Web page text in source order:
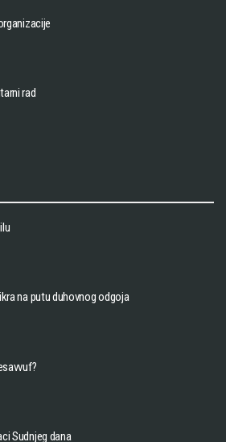
rad
na putu duhovnog odgoja
Sudnjeg dana